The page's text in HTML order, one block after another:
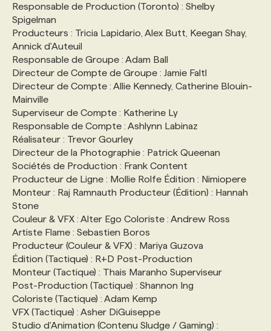
Responsable de Production (Toronto) : Shelby
Spigelman
Producteurs : Tricia Lapidario, Alex Butt, Keegan Shay,
Annick d'Auteuil
Responsable de Groupe : Adam Ball
Directeur de Compte de Groupe : Jamie Faltl
Directeur de Compte : Allie Kennedy, Catherine Blouin-
Mainville
Superviseur de Compte : Katherine Ly
Responsable de Compte : Ashlynn Labinaz
Réalisateur : Trevor Gourley
Directeur de la Photographie : Patrick Queenan
Sociétés de Production : Frank Content
Producteur de Ligne : Mollie Rolfe Édition : Nimiopere
Monteur : Raj Ramnauth Producteur (Édition) : Hannah
Stone
Couleur & VFX : Alter Ego Coloriste : Andrew Ross
Artiste Flame : Sebastien Boros
Producteur (Couleur & VFX) : Mariya Guzova
Édition (Tactique) : R+D Post-Production
Monteur (Tactique) : Thais Maranho Superviseur
Post-Production (Tactique) : Shannon Ing
Coloriste (Tactique) : Adam Kemp
VFX (Tactique) : Asher DiGuiseppe
Studio d'Animation (Contenu Sludge / Gaming) :